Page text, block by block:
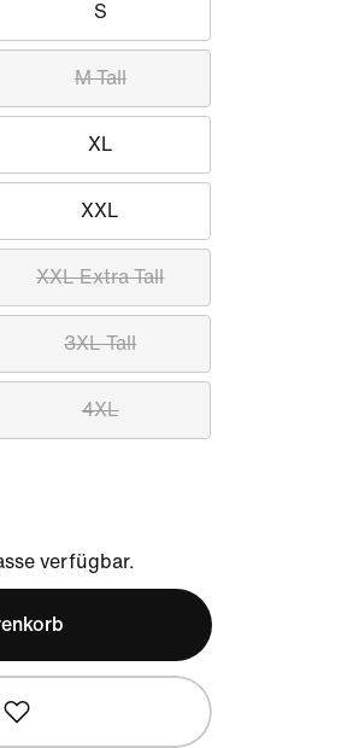
S
M Tall
XL
XXL
XXL Extra Tall
3XL Tall
4XL
verfügbar.